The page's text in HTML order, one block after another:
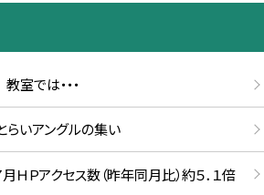
室では・・・
らいアングルの集い
ＨＰアクセス数（昨年同月比）約５．１倍